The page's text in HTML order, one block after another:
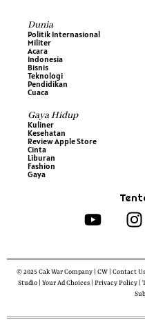
Dunia
Politik Internasional
Militer
Acara
Indonesia
Bisnis
Teknologi
Pendidikan
Cuaca
Gaya Hidup
Kuliner
Kesehatan
Review Apple Store
Cinta
Liburan
Fashion
Gaya
© 2025 Cak War Company | CW | Contact
Studio | Your Ad Choices | Privacy Policy |